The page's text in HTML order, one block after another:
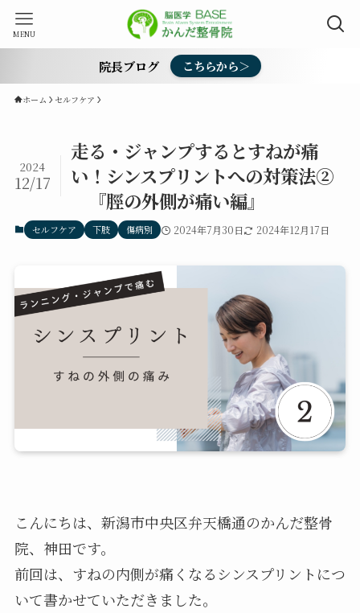
MENU
院長ブログ こちらから＞
ホーム セルフケア
走る・ジャンプするとすねが痛
い！シンスプリントへの対策法②
『脛の外側が痛い編』
2024
12/17
セルフケア 下肢 傷病別 2024年7月30日 2024年12月17日
こんにちは、新潟市中央区弁天橋通のかんだ整骨
院、神田です。
前回は、すねの内側が痛くなるシンスプリントにつ
いて書かせていただきました。